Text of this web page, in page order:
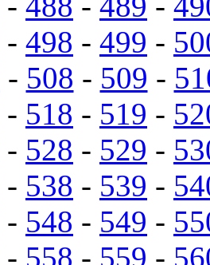
- 498 - 499 -
- 508 - 509 -
- 518 - 519 -
- 528 - 529 -
- 538 - 539 -
- 548 - 549 -
- 558 - 559 -